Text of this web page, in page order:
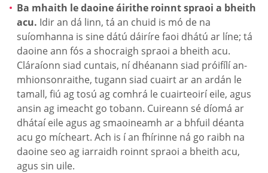
Ba mhaith le daoine áirithe roinnt spraoi a bheith
acu. Idir an dá linn, tá an chuid is mó de na
suíomhanna is sine dátú dáiríre faoi dhátú ar líne; tá
daoine ann fós a shocraigh spraoi a bheith acu.
Cláraíonn siad cuntais, ní dhéanann siad próifílí an-
mhionsonraithe, tugann siad cuairt ar an ardán le
tamall, fiú ag tosú ag comhrá le cuairteoirí eile, agus
ansin ag imeacht go tobann. Cuireann sé díomá ar
dhátaí eile agus ag smaoineamh ar a bhfuil déanta
acu go mícheart. Ach is í an fhírinne ná go raibh na
daoine seo ag iarraidh roinnt spraoi a bheith acu,
agus sin uile.